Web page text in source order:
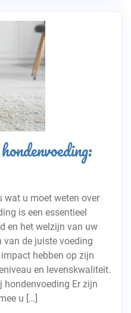
wat u moet weten over
is een essentieel
en het welzijn van uw
van de juiste voeding
hebben op zijn
en levenskwaliteit.
hondenvoeding Er zijn
u […]